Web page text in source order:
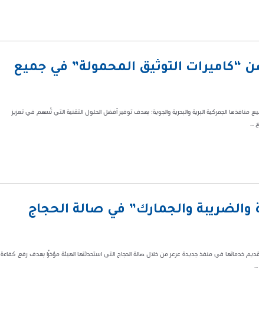
“كاميرات التوثيق المحمولة” في جميع
الجمركية البرية والبحرية والجوية؛ بهدف توفير أفضل الحلول التقنية التي تُسهم في تعزيز
...
والضريبة والجمارك” في صالة الحجاج
خدماتها في منفذ جديدة عرعر من خلال صالة الحجاج التي استحدثتها الهيئة مؤخرًا بهدف رفع كفاءة